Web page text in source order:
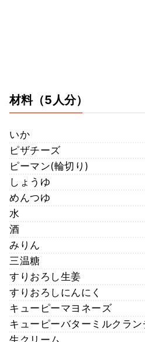
材料（5人分）
いか
ピザチーズ
ピーマン(輪切り)
しょうゆ
めんつゆ
水
酒
みりん
三温糖
すりおろし生姜
すりおろしにんにく
キューピーマヨネーズ
キューピーバターミルクラ
生クリーム